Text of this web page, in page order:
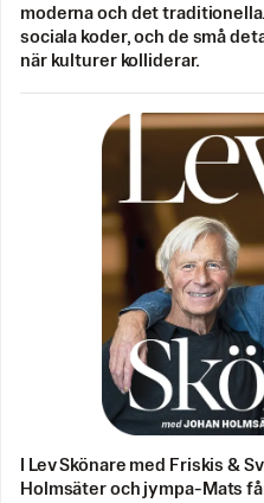
moderna och det
sociala koder, och de små
när kulturer kolliderar.
I Lev Skönare med Friskis &
Holmsäter och jympa-Mats